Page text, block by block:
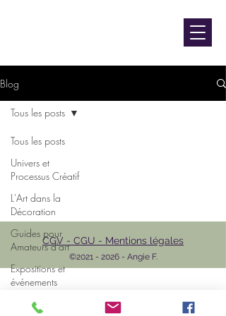
Blog
Tous les posts
Univers et
Processus Créatif
L'Art dans la
Décoration
Guides pour
Amateurs d'art
Expositions et
événements
L'Art et les
Tous les posts
CGV - CGU - Mentions légales
©2021 - 2026- Angie F.